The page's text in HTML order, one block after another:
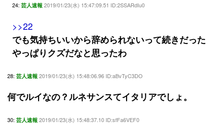
24: 芸人速報 2019/01/23(水) 15:47:09.51 ID:2SSARdIu0
>>22
でも気持ちいいから辞められないって続きだった
やっぱりクズだなと思ったわ
28: 芸人速報 2019/01/23(水) 15:48:06.96 ID:aBvTyC3DO
何でルイなの？ルネサンスてイタリアでしょ。
30: 芸人速報 2019/01/23(水) 15:48:37.10 ID:sfFa6VEF0